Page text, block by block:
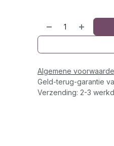
Algemene
Geld-terug-garantie
Verzending: 2-3